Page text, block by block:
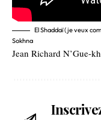
El Shaddaï ( je veux
Sokhna
Jean Richard N’Gue-